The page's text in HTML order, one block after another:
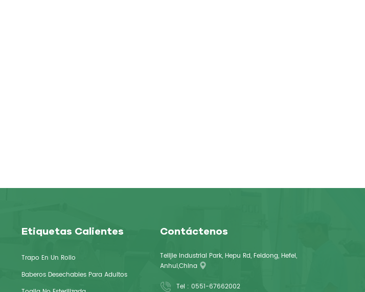
Contáctenos
Telijie Industrial Park, Hepu Rd, Feidong, Hefei,
Anhui,China
Tel : 0551-67662002
Etiquetas Calientes
Trapo En Un Rollo
Baberos Desechables Para Adultos